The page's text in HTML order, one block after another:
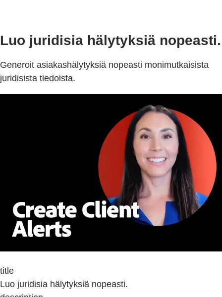
Luo juridisia hälytyksiä nopeasti.
Generoit asiakashälytyksiä nopeasti monimutkaisista
juridisista tiedoista.
title
Luo juridisia hälytyksiä nopeasti.